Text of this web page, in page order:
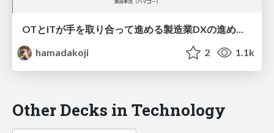
OTとITが手を取り合って進める製造業DXの進め方〜食品製造業でのDX事例を元に〜
hamadakoji
2 1.1k
Other Decks in Technology